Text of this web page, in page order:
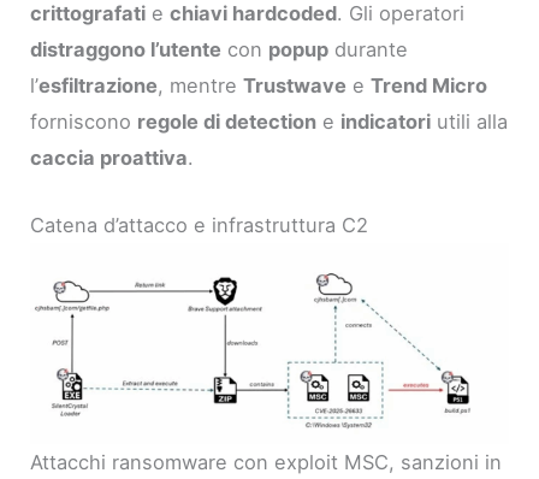
crittografati echiavi hardcoded. Gli operatori
distraggono l’utente con popup durante
l’esfiltrazione, mentreTrustwave eTrend Micro
forniscono regole di detection e indicatori utili alla
caccia proattiva.
Catena d’attacco e infrastruttura C2
Attacchi ransomware con exploit MSC, sanzioni in